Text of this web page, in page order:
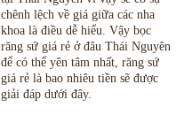
chênh lệch về giá giữa các nha
khoa là điều dễ hiểu. Vậy bọc
răng sứ giá rẻ ở đâu Thái Nguyên
để có thể yên tâm nhất, răng sứ
giá rẻ là bao nhiêu tiền sẽ được
giải đáp dưới đây.